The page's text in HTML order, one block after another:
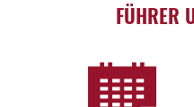
FÜHRER